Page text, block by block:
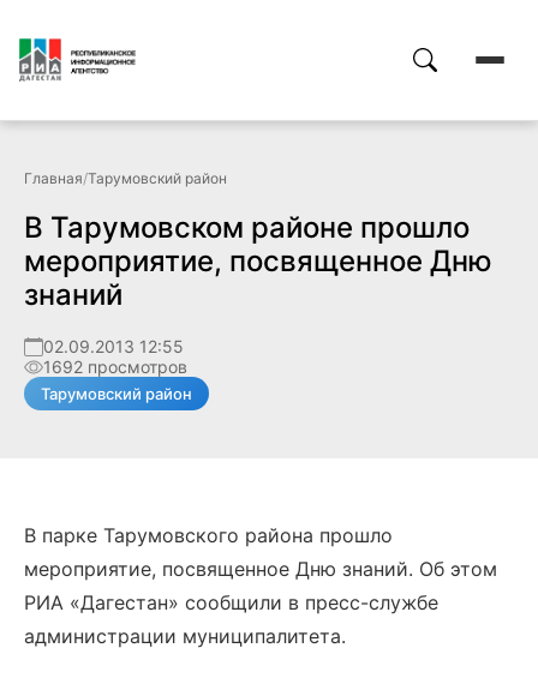
Главная/Тарумовский район
В Тарумовском районе прошло
мероприятие, посвященное Дню
знаний
02.09.2013 12:55
1692 просмотров
Тарумовский район
В парке Тарумовского района прошло
мероприятие, посвященное Дню знаний. Об этом
РИА «Дагестан» сообщили в пресс-службе
администрации муниципалитета.